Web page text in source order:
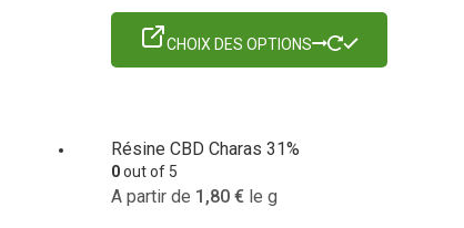
CHOIX DES OPTIONS
Résine CBD Charas 31%
0out of 5
A partir de 1,80 € le g